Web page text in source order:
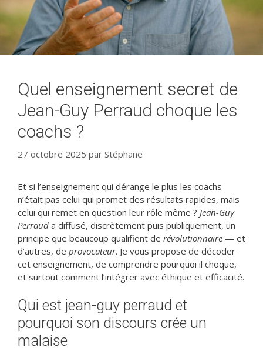
Quel enseignement secret de
Jean-Guy Perraud choque les
coachs ?
27 octobre 2025 par Stéphane
Et si l’enseignement qui dérange le plus les coachs
n’était pas celui qui promet des résultats rapides, mais
celui qui remet en question leur rôle même ? Jean-Guy
Perraud a diffusé, discrètement puis publiquement, un
principe que beaucoup qualifient de révolutionnaire — et
d’autres, de provocateur. Je vous propose de décoder
cet enseignement, de comprendre pourquoi il choque,
et surtout comment l’intégrer avec éthique et efficacité.
Qui est jean-guy perraud et
pourquoi son discours crée un
malaise